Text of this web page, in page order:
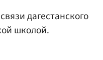
дагестанского
школой.